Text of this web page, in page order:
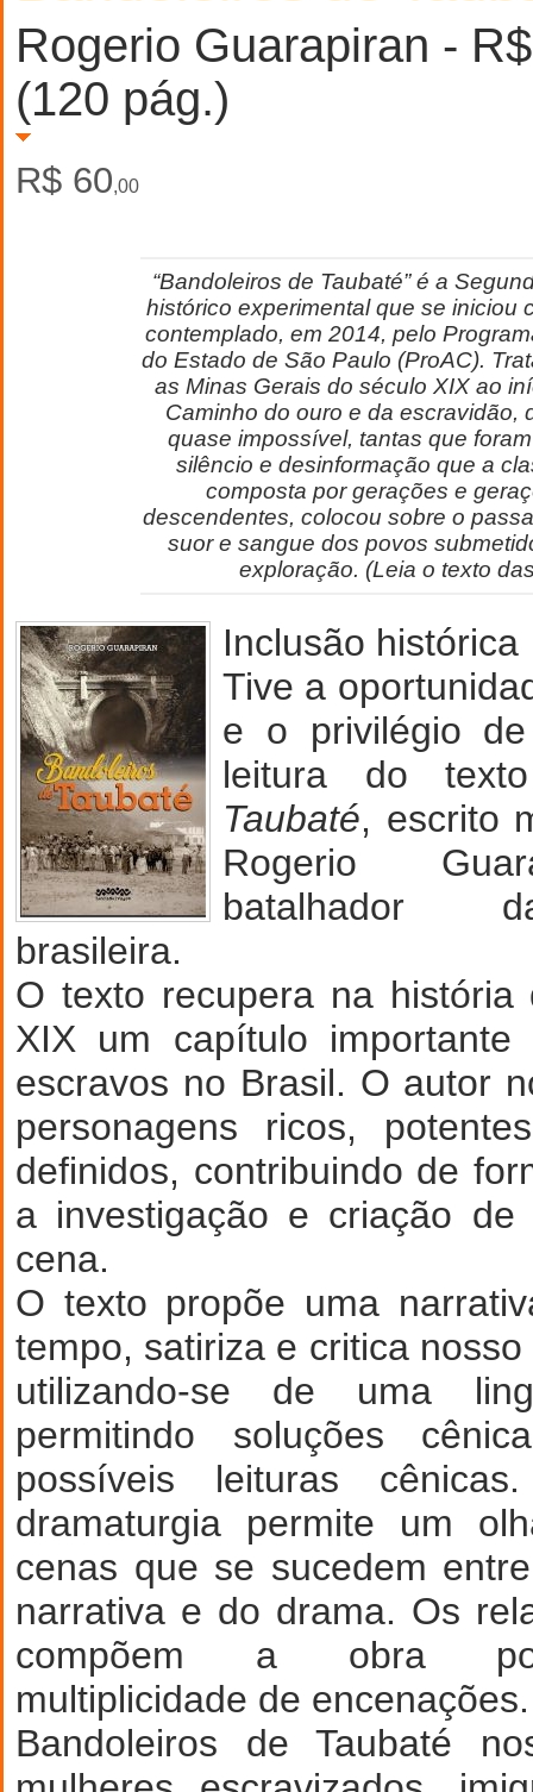
Rogerio Guarapiran -
(120 pág.)
R$ 60,00
“Bandoleiros de Taubaté” é a
histórico experimental que se iniciou
contemplado, em 2014, pelo
do Estado de São Paulo (ProAC).
as Minas Gerais do século XIX ao
Caminho do ouro e da escravidão,
quase impossível, tantas que
silêncio e desinformação que a
composta por gerações e
descendentes, colocou sobre o
suor e sangue dos povos
exploração. (Leia o texto
Inclusão histórica
Tive a
e o privilégio
leitura do
Taubaté, escrito
Rogerio
batalhador
brasileira.
O texto recupera na
XIX um capítulo
escravos no Brasil. O autor
personagens ricos,
definidos, contribuindo de
a investigação e criação
cena.
O texto propõe uma
tempo, satiriza e critica
utilizando-se de uma
permitindo soluções
possíveis leituras
dramaturgia permite um
cenas que se sucedem
narrativa e do drama. Os
compõem a obra
multiplicidade de encenações.
Bandoleiros de Taubaté